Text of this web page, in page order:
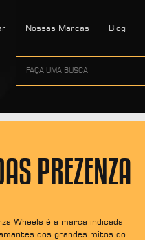
Nossas Marcas Blog
PREZENZA
Wheels é a marca indicada
dos grandes mitos do